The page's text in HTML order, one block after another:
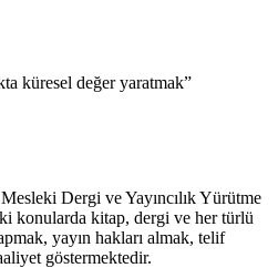
küresel değer yaratmak”
Dergi ve Yayıncılık Yürütme
konularda kitap, dergi ve her türlü
yayın hakları almak, telif
göstermektedir.